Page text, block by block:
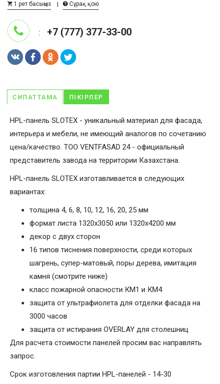
1 рет басыңыз Сұрақ қою
: +7 (777) 377-33-00
СИПАТТАМА ПІКІРЛЕР
HPL-панель SLOTEX - уникальный материал для фасада,
интерьера и мебели, не имеющий аналогов по сочетанию
цена/качество. ТОО VENTFASAD 24 - официальный
представитель завода на территории Казахстана.
HPL-панель SLOTEX изготавливается в следующих
вариантах:
толщина 4, 6, 8, 10, 12, 16, 20, 25 мм
формат листа 1320х3050 или 1320х4200 мм
декор с двух сторон
16 типов тиснения поверхности, среди которых
шагрень, супер-матовый, поры дерева, имитация
камня (смотрите ниже)
класс пожарной опасности КМ1 и КМ4
защита от ультрафиолета для отделки фасада на
3000 часов
защита от истирания OVERLAY для столешниц
Для расчета стоимости панелей просим вас направлять
запрос.
Срок изготовления партии HPL-панелей - 14-30